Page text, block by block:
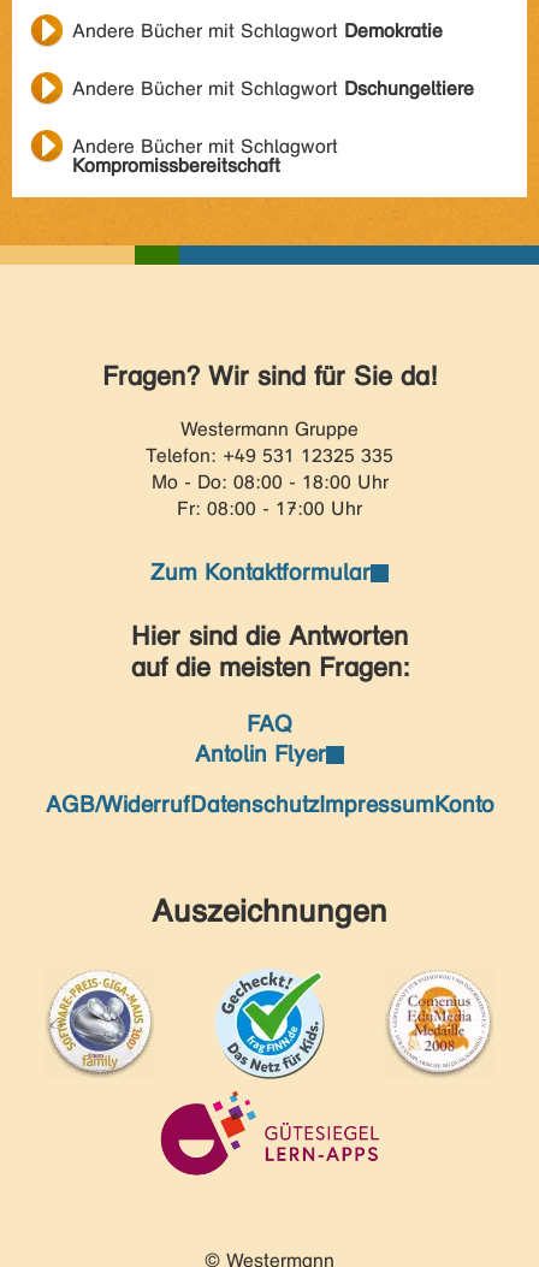
Andere Bücher mit Schlagwort Demokratie
Andere Bücher mit Schlagwort Dschungeltiere
Andere Bücher mit Schlagwort
Kompromissbereitschaft